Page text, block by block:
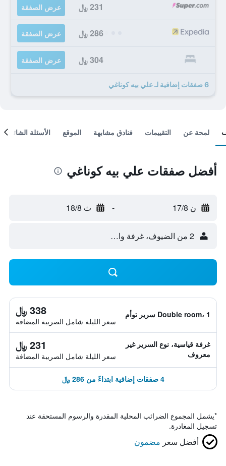
231 ﷼ عرض الصفقة
286 ﷼ عرض الصفقة
304 ﷼ عرض الصفقة
6 صفقات إضافية لـ علي بيه كوناغي
لمحة عن التقييمات فنادق مشابهة الموقع الأسئلة الشائعة
أفضل صفقات علي بيه كوناغي
ن 17/8 - ث 18/8
2 من الضيوف، غرفة واحدة
Double room، 1 سرير توأم 338 ﷼
سعر الليلة شامل الصريبة المضافة
غرفة قياسية، نوع السرير غير
معروف
231 ﷼
سعر الليلة شامل الصريبة المضافة
4 صفقات إضافية ابتداءً من 286 ﷼
*يشمل المجموع الضرائب المحلية المقدرة والرسوم المستحقة عند
تسجيل المغادرة.
أفضل سعر مضمون